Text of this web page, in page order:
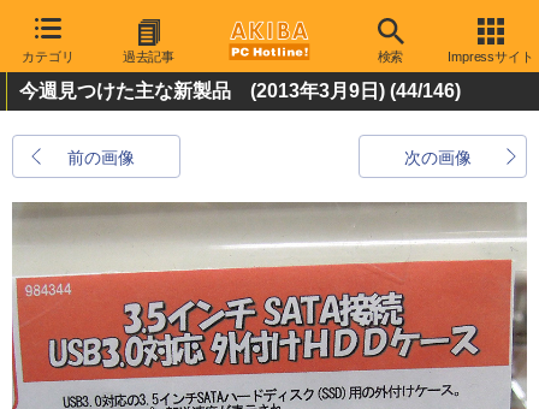
カテゴリ 過去記事 検索 Impressサイト
今週見つけた主な新製品 (2013年3月9日) (44/146)
前の画像 次の画像